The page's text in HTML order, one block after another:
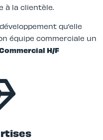
à la clientèle.
qu’elle
équipe commerciale un
H/F